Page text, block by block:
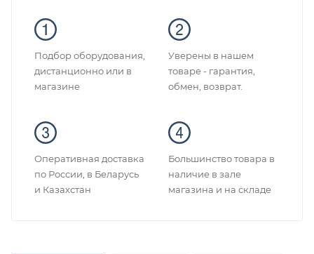
Подбор оборудования,
дистанционно или в
магазине
Уверены в нашем
товаре - гарантия,
обмен, возврат.
Оперативная доставка
по России, в Беларусь
и Казахстан
Большинство товара в
наличие в зале
магазина и на складе